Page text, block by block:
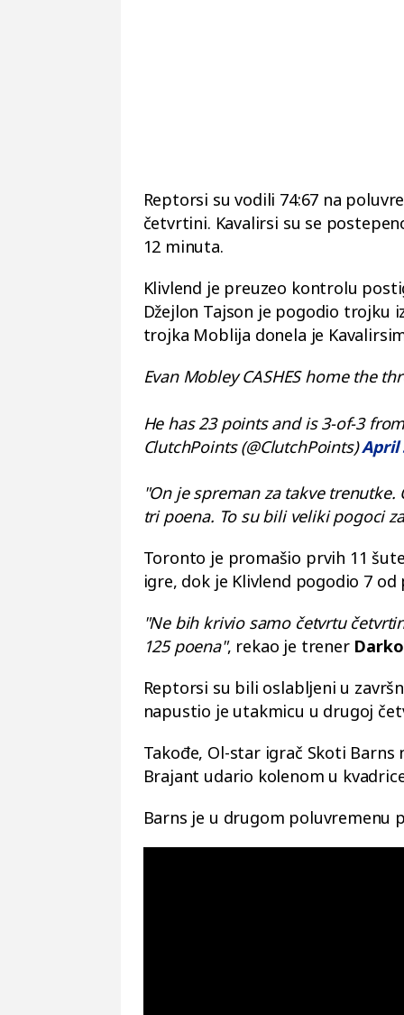
Reptorsi su vodili 74:67 na
četvrtini. Kavalirsi su se
12 minuta.
Klivlend je preuzeo kontrolu
Džejlon Tajson je pogodio trojku
trojka Moblija donela je
Evan Mobley CASHES home the
He has 23 points and is 3-of-3
ClutchPoints (@ClutchPoints)April
"On je spreman za takve
tri poena. To su bili veliki pogoci
Toronto je promašio prvih 11
igre, dok je Klivlend pogodio 7
"Ne bih krivio samo četvrtu
125 poena", rekao je trener
Reptorsi su bili oslabljeni u
napustio je utakmicu u drugoj
Takođe, Ol-star igrač Skoti
Brajant udario kolenom u
Barns je u drugom poluvremenu